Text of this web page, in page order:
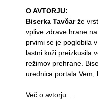
O AVTORJU:
Biserka Tavčarže
vplive zdrave hrane
prvimi se je poglobila
lastni koži preizkusila
režimov prehrane.
urednica portala Vem,
Več o avtorju